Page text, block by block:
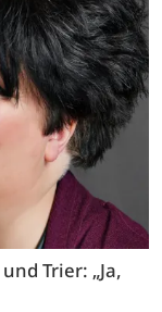
Trier: „Ja,